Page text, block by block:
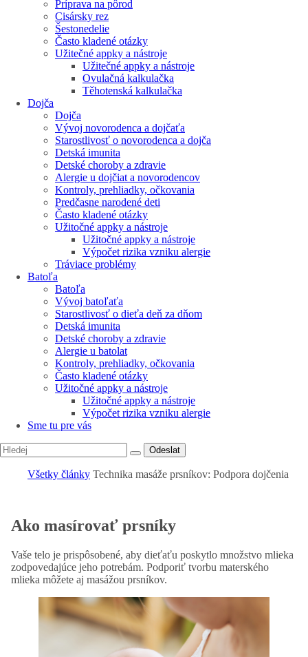
Príprava na pôrod
Cisársky rez
Šestonedelie
Často kladené otázky
Užitečné appky a nástroje
Užitečné appky a nástroje
Ovulačná kalkulačka
Těhotenská kalkulačka
Dojča
Dojča
Vývoj novorodenca a dojčaťa
Starostlivosť o novorodenca a dojča
Detská imunita
Detské choroby a zdravie
Alergie u dojčiat a novorodencov
Kontroly, prehliadky, očkovania
Predčasne narodené deti
Často kladené otázky
Užitočné appky a nástroje
Užitočné appky a nástroje
Výpočet rizika vzniku alergie
Tráviace problémy
Batoľa
Batoľa
Vývoj batoľaťa
Starostlivosť o dieťa deň za dňom
Detská imunita
Detské choroby a zdravie
Alergie u batolat
Kontroly, prehliadky, očkovania
Často kladené otázky
Užitočné appky a nástroje
Užitočné appky a nástroje
Výpočet rizika vzniku alergie
Sme tu pre vás
Odeslat
Všetky články Technika masáže prsníkov: Podpora dojčenia
Ako masírovať prsníky
Vaše telo je prispôsobené, aby dieťaťu poskytlo množstvo mlieka
zodpovedajúce jeho potrebám. Podporiť tvorbu materského
mlieka môžete aj masážou prsníkov.